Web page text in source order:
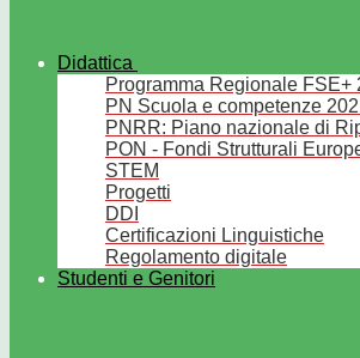
Didattica
Programma Regionale FSE+
PN Scuola e competenze
PNRR: Piano nazionale di
PON - Fondi Strutturali
STEM
Progetti
DDI
Certificazioni Linguistiche
Regolamento digitale
Studenti e Genitori